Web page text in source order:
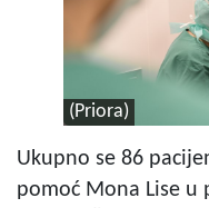
(Priora)
Ukupno se 86
pomoć Mona Lise